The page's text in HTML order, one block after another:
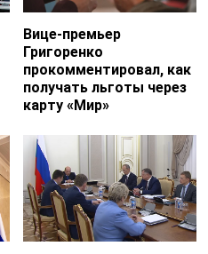
Вице-премьер
Григоренко
прокомментировал, как
получать льготы через
карту «Мир»